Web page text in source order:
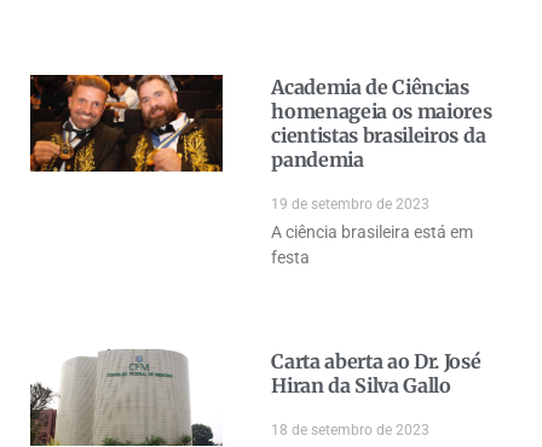
Academia de Ciências
homenageia os maiores
cientistas brasileiros da
pandemia
19 de setembro de 2023
A ciência brasileira está em
festa
Carta aberta ao Dr. José
Hiran da Silva Gallo
18 de setembro de 2023